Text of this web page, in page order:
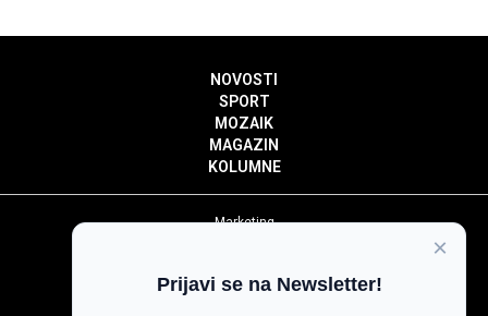
NOVOSTI
SPORT
MOZAIK
MAGAZIN
KOLUMNE
Marketing
Impressum
×
Prijavi se na Newsletter!